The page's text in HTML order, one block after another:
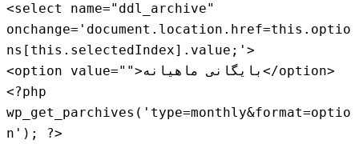
<select name="ddl_archive"
onchange='document.location.href=this.optio
ns[this.selectedIndex].value;'>
<option value="">بایگانی ماهیانه</option>
<?php
wp_get_parchives('type=monthly&format=optio
n'); ?>